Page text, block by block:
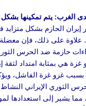
الغرب: يتم تمكينها
إيران الحازم بشكل
علاوة على ذلك، فإن معضلة
حازمة ضد الحرس
غزة هي بمثابة امتداد
بسبب غزو غزة الفاشل،
الثوري الإيراني
مما يشير إلى استعدادها